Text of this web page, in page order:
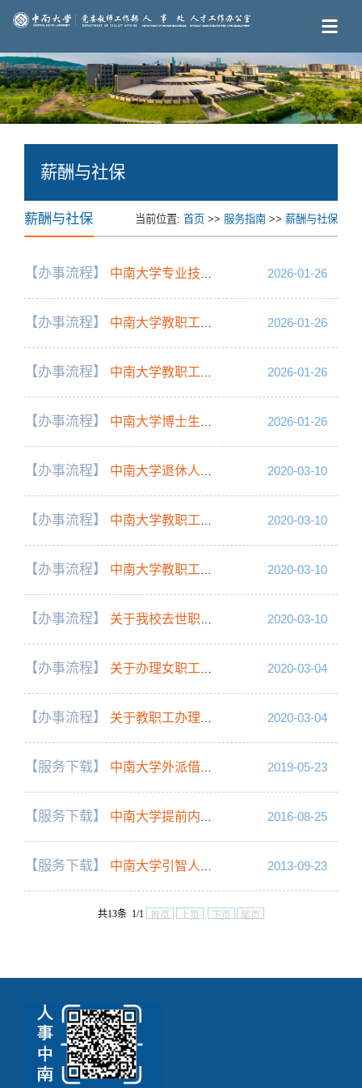
薪酬与社保
薪酬与社保 当前位置: 首页 >> 服务指南 >> 薪酬与社保
【办事流程】 中南大学专业技术或管理岗位女工人申请延聘办理流程 2026-01-26
【办事流程】 中南大学教职工因完全丧失工作能力申请提前退休办理流程 2026-01-26
【办事流程】 中南大学教职工申请自愿退休办理流程 2026-01-26
【办事流程】 中南大学博士生导师申请延迟退休办理流程 2026-01-26
【办事流程】 中南大学退休人员申请返聘办理流程 2020-03-10
【办事流程】 中南大学教职工申请提前内部退休办理流程 2020-03-10
【办事流程】 中南大学教职工退休办理流程 2020-03-10
【办事流程】 关于我校去世职工丧葬费、抚恤金领取程序 2020-03-10
【办事流程】 关于办理女职工产假的请假、销假和待遇领取流程说明 2020-03-04
【办事流程】 关于教职工办理医疗异地安置备案和异地住院结算的通知 2020-03-04
【服务下载】 中南大学外派借调人员费用报销审批单 2019-05-23
【服务下载】 中南大学提前内部退休审批表 2016-08-25
【服务下载】 中南大学引智人才来校工作时间考勤表 2013-09-23
共13条 1/1 首页 上页 下页 尾页